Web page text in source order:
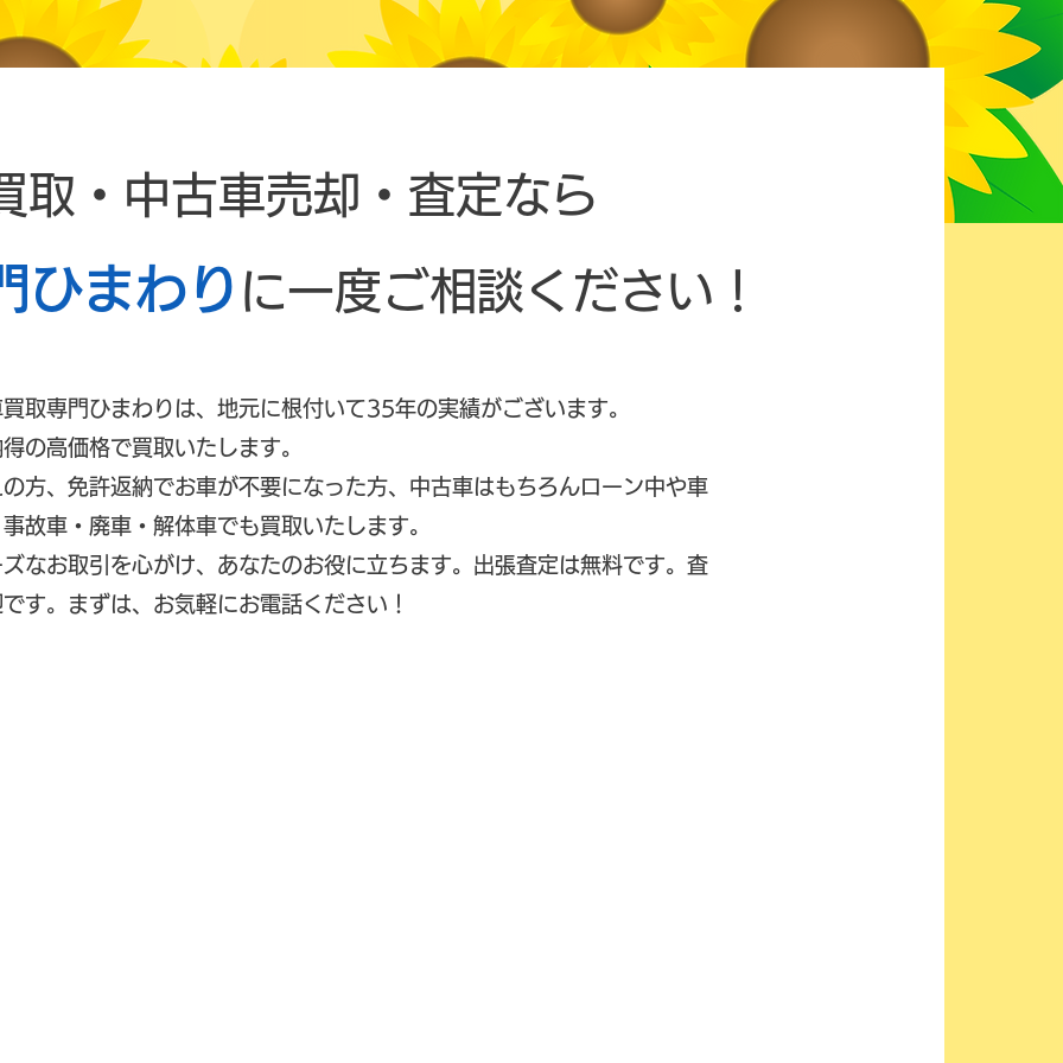
取・中古車売却・査定なら
ひまわり に一度ご相談ください！
取専門ひまわりは、地元に根付いて35年の実績がございます。
の高価格で買取いたします。
方、免許返納でお車が不要になった方、中古車はもちろんローン中や車
故車・廃車・解体車でも買取いたします。
なお取引を心がけ、あなたのお役に立ちます。出張査定は無料です。査
す。まずは、お気軽にお電話ください！